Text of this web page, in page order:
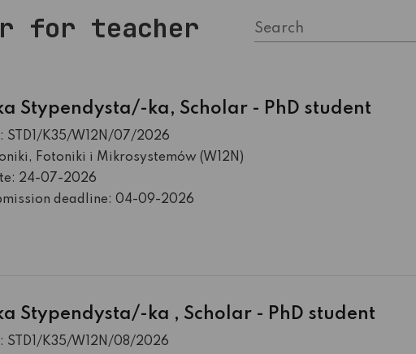
for teacher Search
Stypendysta/-ka, Scholar - PhD student
STD1/K35/W12N/07/2026
Fotoniki i Mikrosystemów (W12N)
24-07-2026
deadline: 04-09-2026
Stypendysta/-ka , Scholar - PhD student
STD1/K35/W12N/08/2026